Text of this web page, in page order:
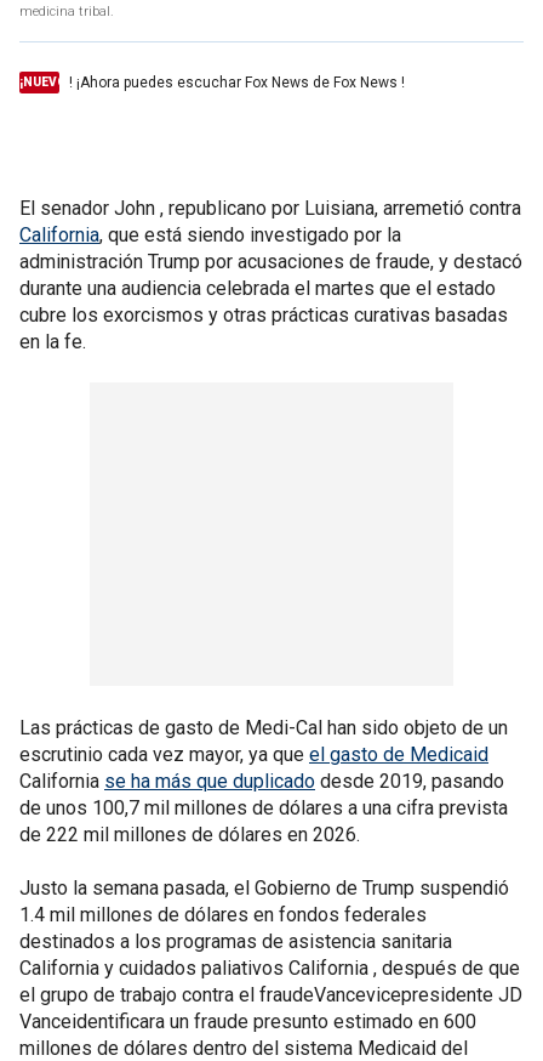
medicina tribal.
¡NUEVO ! ¡Ahora puedes escuchar Fox News de Fox News !
El senador John , republicano por Luisiana, arremetió contra
California, que está siendo investigado por la
administración Trump por acusaciones de fraude, y destacó
durante una audiencia celebrada el martes que el estado
cubre los exorcismos y otras prácticas curativas basadas
en la fe.
Las prácticas de gasto de Medi-Cal han sido objeto de un
escrutinio cada vez mayor, ya que el gasto de Medicaid
California se ha más que duplicado desde 2019, pasando
de unos 100,7 mil millones de dólares a una cifra prevista
de 222 mil millones de dólares en 2026.
Justo la semana pasada, el Gobierno de Trump suspendió
1.4 mil millones de dólares en fondos federales
destinados a los programas de asistencia sanitaria
California y cuidados paliativos California , después de que
el grupo de trabajo contra el fraudeVancevicepresidente JD
Vanceidentificara un fraude presunto estimado en 600
millones de dólares dentro del sistema Medicaid del